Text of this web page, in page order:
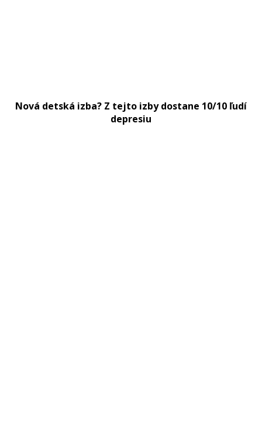
Nová detská izba? Z tejto izby dostane 10/10 ľudí
depresiu